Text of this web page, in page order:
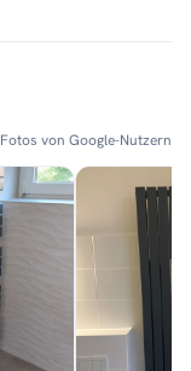
Fotos von Google-Nutzern